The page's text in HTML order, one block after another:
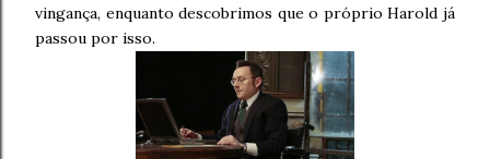
vingança, enquanto descobrimos que o próprio Harold já
passou por isso.